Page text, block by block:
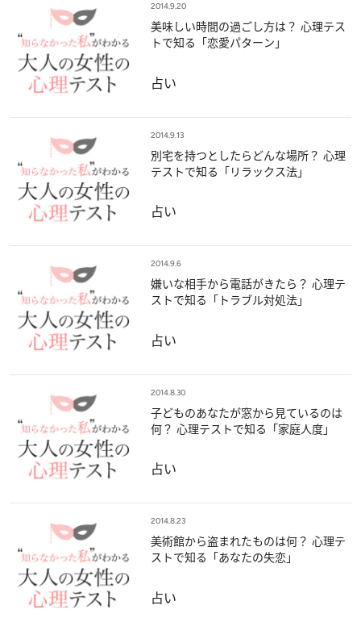
2014.9.20
美味しい時間の過ごし方は？ 心理テス
トで知る「恋愛パターン」
占い
2014.9.13
別宅を持つとしたらどんな場所？ 心理
テストで知る「リラックス法」
占い
2014.9.6
嫌いな相手から電話がきたら？ 心理テ
ストで知る「トラブル対処法」
占い
2014.8.30
子どものあなたが窓から見ているのは
何？ 心理テストで知る「家庭人度」
占い
2014.8.23
美術館から盗まれたものは何？ 心理テ
ストで知る「あなたの失恋」
占い